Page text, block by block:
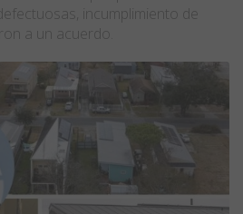
incumplimiento de
a un acuerdo.